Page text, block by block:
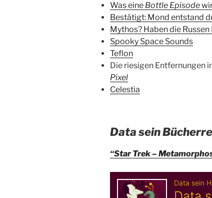
Was eine Bottle Episode
Bestätigt: Mond entstand
Mythos? Haben die
Spooky Space Sounds
Teflon
Die riesigen Entfernungen
Pixel
Celestia
Data sein
“Star Trek –